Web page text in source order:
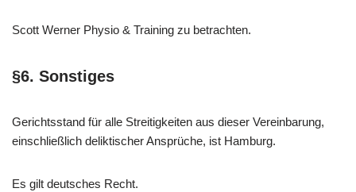
Scott Werner Physio & Training zu betrachten.
§6. Sonstiges
Gerichtsstand für alle Streitigkeiten aus dieser Vereinbarung,
einschließlich deliktischer Ansprüche, ist Hamburg.
Es gilt deutsches Recht.